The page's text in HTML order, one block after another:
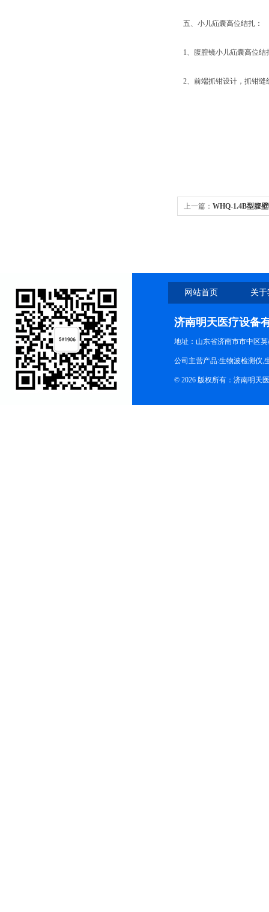
五、小儿疝囊高位结扎：
1、腹腔镜小儿疝囊高位结
2、前端抓钳设计，抓钳
上一篇： WHQ-1.4B型腹
网站首页 关
济南明天医疗设备
地址：山东省济南市市中区
公司主营产品:生物波检测仪,
© 2026 版权所有：济南明天